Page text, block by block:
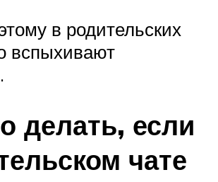
в родительских
вспыхивают
делать, если
чате